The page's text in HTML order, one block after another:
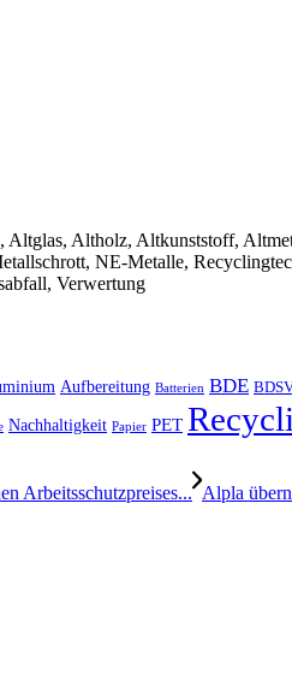
Altholz, Altkunststoff,
NE-Metalle,
Verwertung
Aufbereitung Batterien BDE
Nachhaltigkeit Papier PET
Arbeitsschutzpreises... Alpla